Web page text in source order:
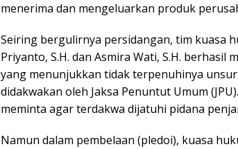
menerima dan mengeluarkan produk
Seiring bergulirnya persidangan, tim kuasa
Priyanto, S.H. dan Asmira Wati, S.H.
yang menunjukkan tidak terpenuhinya
didakwakan oleh Jaksa Penuntut Umum
meminta agar terdakwa dijatuhi pidana
Namun dalam pembelaan (pledoi), kuasa